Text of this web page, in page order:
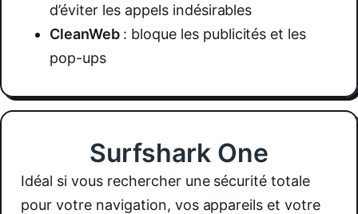
d’éviter les appels indésirables
CleanWeb : bloque les publicités et les
pop-ups
Surfshark One
Idéal si vous rechercher une sécurité totale
pour votre navigation, vos appareils et votre